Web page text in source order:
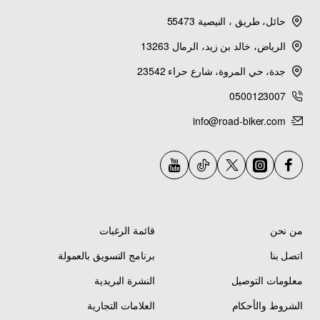
2014 SUPER TENERE (XTZ12ECGY) - Cylinder
2014 SUPER TENERE (XTZ12EGY) - Cylinder
2014 SUPER TENERE ES (XTZ12EECGY) - Cylinder
2015 SUPER TENERE (XTZ12FCR) - Cylinder
2015 SUPER TENERE (XTZ12FCS) - Cylinder
حائل، طريق ، النيصية 55473
الرياض، خالد بن زيد، الرمال 13263
جدة، حي المروة، شارع حراء 23542
0500123007
info@road-biker.com
من نحن
اتصل بنا
معلومات التوصيل
الشروط والأحكام
قائمة الرغبات
برنامج التسويق بالعمولة
النشرة البريدية
العلامات التجارية